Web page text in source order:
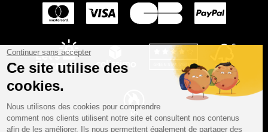
Continuer sans accepter
Ce site utilise des
cookies.
Nous utilisons des cookies pour comprendre
comment nos clients utilisent notre site et consultent nos contenus
afin de les améliorer. Ils nous permettent également de partager des